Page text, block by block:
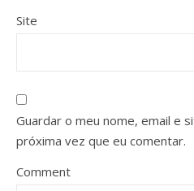
Site
Guardar o meu nome, email e
próxima vez que eu comentar.
Comment